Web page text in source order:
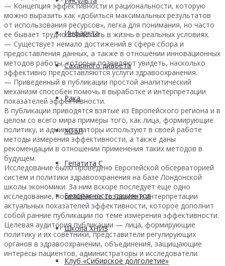
Инфаркта
Сахарного диабета
Рака
ХОБЛ
Гепатита С
Безопасность пациентов
Школа ХНИЗ
Клуб «Сибирское долголетие»
— Концепция эффективности и рациональности, которую
можно выразить как «добиться максимальных результатов
от использования ресурсов», легка для понимания, но часто
ее бывает трудно воплотить в жизнь в реальных условиях.
— Существует немало достижений в сфере сбора и
предоставления данных, а также в отношении инновационных
методов работы, которые позволяют увидеть, насколько
эффективно предоставляются услуги здравоохранения.
— Приведенный в публикации простой аналитический
механизм способен помочь в выработке и интерпретации
показателей эффективности.
В публикации приводятся взятые из Европейского региона и в
целом со всего мира примеры того, как лица, формирующие
политику, и администраторы используют в своей работе
методы измерения эффективности, а также даны
рекомендации в отношении применения таких методов в
будущем.
Исследование было проведено Европейской обсерваторией
систем и политики здравоохранения на базе Лондонской
школы экономики. За ним вскоре последует еще одно
исследование, посвященное созданию и интерпретации
актуальных показателей эффективности, которое дополнит
собой ранние публикации по теме измерения эффективности.
Целевая аудитория публикации — лица, формирующие
политику и их советники, представители регулирующих
органов в здравоохранении, объединения, защищающие
интересы пациентов, администраторы и исследователи.